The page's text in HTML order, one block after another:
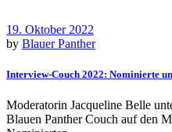
19. Oktober 2022
by Blauer Panther
Interview-Couch 2022: Nominierte
Moderatorin Jacqueline Belle
Blauen Panther Couch auf